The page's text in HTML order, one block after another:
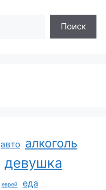
Поиск
авто алкоголь
девушка
еврей еда